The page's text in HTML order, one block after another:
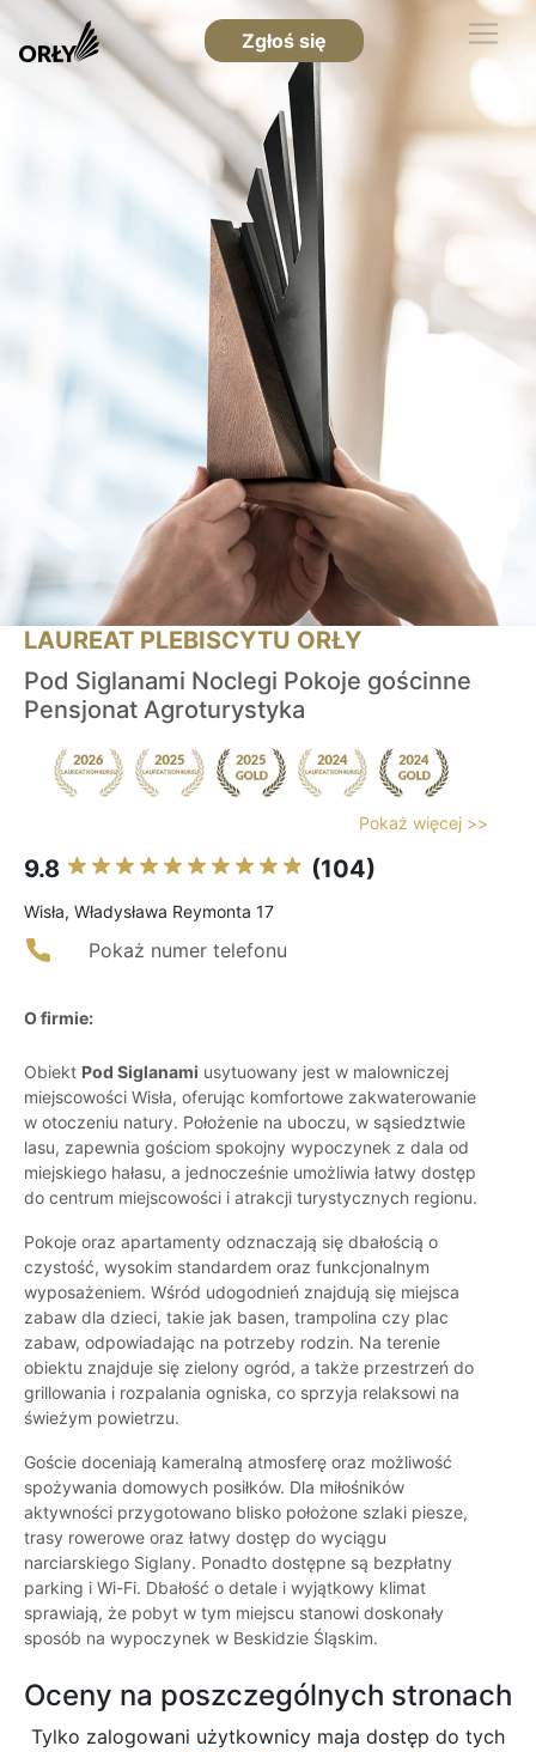
Zgłoś się
LAUREAT PLEBISCYTU ORŁY
Pod Siglanami Noclegi Pokoje gościnne
Pensjonat Agroturystyka
Pokaż więcej >>
9.8 (104)
Wisła, Władysława Reymonta 17
Pokaż numer telefonu
O firmie:
Obiekt Pod Siglanami usytuowany jest w malowniczej
miejscowości Wisła, oferując komfortowe zakwaterowanie
w otoczeniu natury. Położenie na uboczu, w sąsiedztwie
lasu, zapewnia gościom spokojny wypoczynek z dala od
miejskiego hałasu, a jednocześnie umożliwia łatwy dostęp
do centrum miejscowości i atrakcji turystycznych regionu.
Pokoje oraz apartamenty odznaczają się dbałością o
czystość, wysokim standardem oraz funkcjonalnym
wyposażeniem. Wśród udogodnień znajdują się miejsca
zabaw dla dzieci, takie jak basen, trampolina czy plac
zabaw, odpowiadając na potrzeby rodzin. Na terenie
obiektu znajduje się zielony ogród, a także przestrzeń do
grillowania i rozpalania ogniska, co sprzyja relaksowi na
świeżym powietrzu.
Goście doceniają kameralną atmosferę oraz możliwość
spożywania domowych posiłków. Dla miłośników
aktywności przygotowano blisko położone szlaki piesze,
trasy rowerowe oraz łatwy dostęp do wyciągu
narciarskiego Siglany. Ponadto dostępne są bezpłatny
parking i Wi-Fi. Dbałość o detale i wyjątkowy klimat
sprawiają, że pobyt w tym miejscu stanowi doskonały
sposób na wypoczynek w Beskidzie Śląskim.
Oceny na poszczególnych stronach
Tylko zalogowani użytkownicy maja dostęp do tych